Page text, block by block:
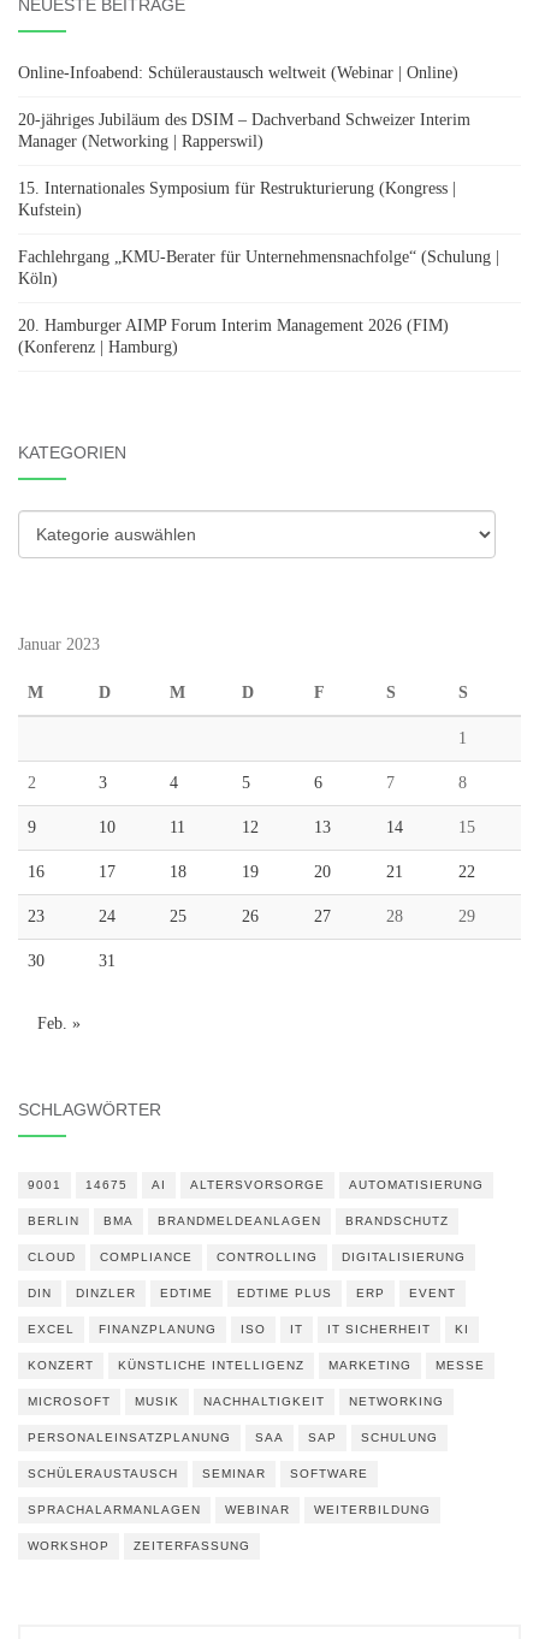
NEUESTE BEITRÄGE
Online-Infoabend: Schüleraustausch weltweit (Webinar | Online)
20-jähriges Jubiläum des DSIM – Dachverband Schweizer Interim
Manager (Networking | Rapperswil)
15. Internationales Symposium für Restrukturierung (Kongress |
Kufstein)
Fachlehrgang „KMU-Berater für Unternehmensnachfolge“ (Schulung |
Köln)
20. Hamburger AIMP Forum Interim Management 2026 (FIM)
(Konferenz | Hamburg)
KATEGORIEN
Kategorien
Januar 2023
M D M D F S S
1
2 3 4 5 6 7 8
9 10 11 12 13 14 15
16 17 18 19 20 21 22
23 24 25 26 27 28 29
30 31
Feb. »
SCHLAGWÖRTER
9001 14675 AI ALTERSVORSORGE AUTOMATISIERUNG
BERLIN BMA BRANDMELDEANLAGEN BRANDSCHUTZ
CLOUD COMPLIANCE CONTROLLING DIGITALISIERUNG
DIN DINZLER EDTIME EDTIME PLUS ERP EVENT
EXCEL FINANZPLANUNG ISO IT IT SICHERHEIT KI
KONZERT KÜNSTLICHE INTELLIGENZ MARKETING MESSE
MICROSOFT MUSIK NACHHALTIGKEIT NETWORKING
PERSONALEINSATZPLANUNG SAA SAP SCHULUNG
SCHÜLERAUSTAUSCH SEMINAR SOFTWARE
SPRACHALARMANLAGEN WEBINAR WEITERBILDUNG
WORKSHOP ZEITERFASSUNG